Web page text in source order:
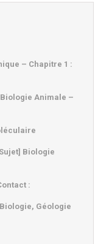
– Chapitre 1 :
Animale –
Biologie
:
Géologie